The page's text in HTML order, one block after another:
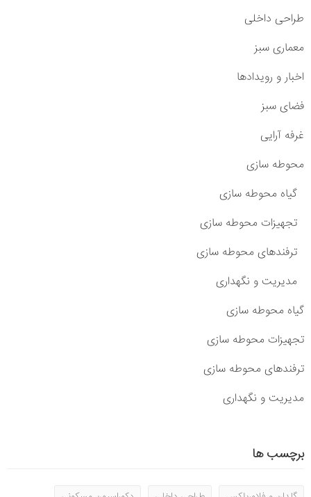
طراحی داخلی
معماری سبز
اخبار و رویدادها
فضای سبز
غرفه آرایی
محوطه سازی
گیاه محوطه سازی
تجهیزات محوطه سازی
ترفندهای محوطه سازی
مدیریت و نگهداری
گیاه محوطه سازی
تجهیزات محوطه سازی
ترفندهای محوطه سازی
مدیریت و نگهداری
برچسب ها